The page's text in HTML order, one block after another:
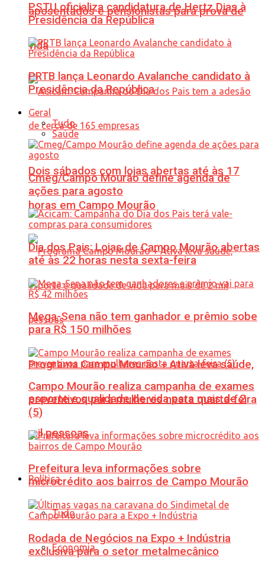
aposentados e pensionistas para prova de
vida
Dois sábados com lojas abertas até às 17
horas em Campo Mourão
Programa Campo Mourão + Ativa leva saúde,
esporte e qualidade de vida para mais de 2
mil pessoas
Política
Tudo
Economia
PSTU oficializa candidatura de Hertz Dias à
Presidência da República
PRTB lança Leonardo Avalanche candidato à
Presidência da República
Geral
Tudo
Saúde
Cmeg/Campo Mourão define agenda de
ações para agosto
Dia dos Pais: Lojas de Campo Mourão abertas
até às 22 horas nesta sexta-feira
Mega-Sena não tem ganhador e prêmio sobe
para R$ 150 milhões
Campo Mourão realiza campanha de exames
preventivos para mulheres nesta quarta-feira
(5)
Prefeitura leva informações sobre
microcrédito aos bairros de Campo Mourão
Rodada de Negócios na Expo + Indústria
exclusiva para o setor metalmecânico